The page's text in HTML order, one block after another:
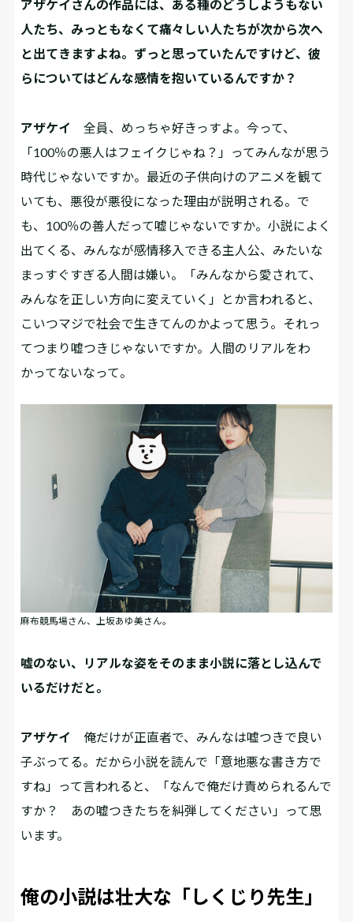
――アザケイさんの作品には、ある種のどうしようもない
人たち、みっともなくて痛々しい人たちが次から次へ
と出てきますよね。ずっと思っていたんですけど、彼
らについてはどんな感情を抱いているんですか？
アザケイ
全員、めっちゃ好きっすよ。今って、
「100％の悪人はフェイクじゃね？」ってみんなが思う
時代じゃないですか。最近の子供向けのアニメを観て
いても、悪役が悪役になった理由が説明される。で
も、100％の善人だって嘘じゃないですか。小説によく
出てくる、みんなが感情移入できる主人公、みたいな
まっすぐすぎる人間は嫌い。「みんなから愛されて、
みんなを正しい方向に変えていく」とか言われると、
こいつマジで社会で生きてんのかよって思う。それっ
てつまり嘘つきじゃないですか。人間のリアルをわ
かってないなって。
麻布競馬場さん、上坂あゆ美さん。
――嘘のない、リアルな姿をそのまま小説に落とし込んで
いるだけだと。
アザケイ
俺だけが正直者で、みんなは嘘つきで良い
子ぶってる。だから小説を読んで「意地悪な書き方で
すね」って言われると、「なんで俺だけ責められるんで
すか？ あの嘘つきたちを糾弾してください」って思
います。
俺の小説は壮大な「しくじり先生」